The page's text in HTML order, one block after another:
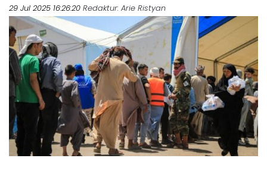
29 Jul 2025 16:26:20 Redaktur: Arie Ristyan